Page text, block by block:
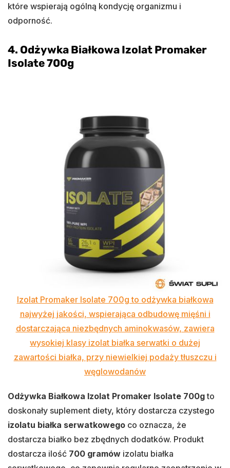
które wspierają ogólną kondycję organizmu i
odporność.
4. Odżywka Białkowa Izolat Promaker
Isolate 700g
Izolat Promaker Isolate 700g to odżywka białkowa
najwyżej jakości, wspierająca odbudowę mięśni i
dostarczająca niezbędnych aminokwasów, zawiera
wysokiej klasy izolat białka serwatki o dużej
zawartości białka, przy niewielkiej podaży tłuszczu i
węglowodanów
Odżywka Białkowa Izolat Promaker Isolate 700gto
doskonały suplement diety, który dostarcza czystego
izolatu białka serwatkowego co oznacza, że
dostarcza białko bez zbędnych dodatków. Produkt
dostarcza ilość 700 gramów izolatu białka